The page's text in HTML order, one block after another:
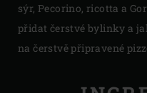
sýr, Pecorino, ricotta a
přidat čerstvé bylinky a
na čerstvě připravené